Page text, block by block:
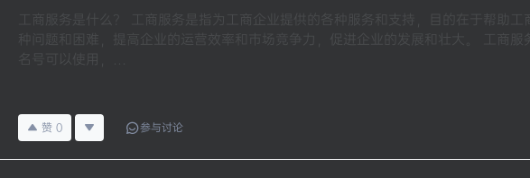
工商服务是什么？ 工商服务是指为工商企业提供的各种服务和支持，目的在于帮助
种问题和困难，提高企业的运营效率和市场竞争力，促进企业的发展和壮大。 工商服
名号可以使用，…
赞 0 参与讨论